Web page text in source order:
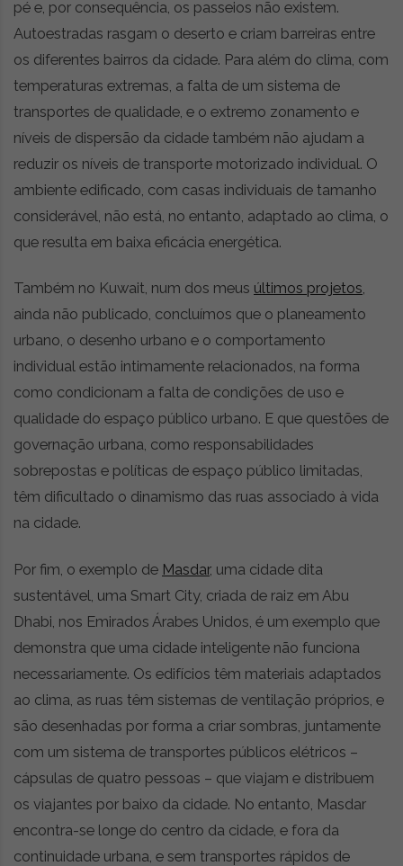
pé e, por consequência, os passeios não existem.
Autoestradas rasgam o deserto e criam barreiras entre
os diferentes bairros da cidade. Para além do clima, com
temperaturas extremas, a falta de um sistema de
transportes de qualidade, e o extremo zonamento e
níveis de dispersão da cidade também não ajudam a
reduzir os níveis de transporte motorizado individual. O
ambiente edificado, com casas individuais de tamanho
considerável, não está, no entanto, adaptado ao clima, o
que resulta em baixa eficácia energética.
Também no Kuwait, num dos meus últimos projetos,
ainda não publicado, concluímos que o planeamento
urbano, o desenho urbano e o comportamento
individual estão intimamente relacionados, na forma
como condicionam a falta de condições de uso e
qualidade do espaço público urbano. E que questões de
governação urbana, como responsabilidades
sobrepostas e políticas de espaço público limitadas,
têm dificultado o dinamismo das ruas associado à vida
na cidade.
Por fim, o exemplo de Masdar, uma cidade dita
sustentável, uma Smart City, criada de raiz em Abu
Dhabi, nos Emirados Árabes Unidos, é um exemplo que
demonstra que uma cidade inteligente não funciona
necessariamente. Os edifícios têm materiais adaptados
ao clima, as ruas têm sistemas de ventilação próprios, e
são desenhadas por forma a criar sombras, juntamente
com um sistema de transportes públicos elétricos –
cápsulas de quatro pessoas – que viajam e distribuem
os viajantes por baixo da cidade. No entanto, Masdar
encontra-se longe do centro da cidade, e fora da
continuidade urbana, e sem transportes rápidos de